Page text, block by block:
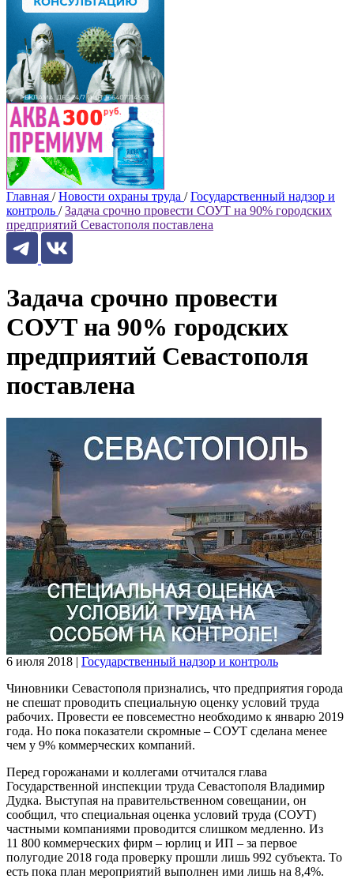
Главная / Новости охраны труда / Государственный надзор и
контроль / Задача срочно провести СОУТ на 90% городских
предприятий Севастополя поставлена
Задача срочно провести
СОУТ на 90% городских
предприятий Севастополя
поставлена
6 июля 2018 | Государственный надзор и контроль
Чиновники Севастополя признались, что предприятия города
не спешат проводить специальную оценку условий труда
рабочих. Провести ее повсеместно необходимо к январю 2019
года. Но пока показатели скромные – СОУТ сделана менее
чем у 9% коммерческих компаний.
Перед горожанами и коллегами отчитался глава
Государственной инспекции труда Севастополя Владимир
Дудка. Выступая на правительственном совещании, он
сообщил, что специальная оценка условий труда (СОУТ)
частными компаниями проводится слишком медленно. Из
11 800 коммерческих фирм – юрлиц и ИП – за первое
полугодие 2018 года проверку прошли лишь 992 субъекта. То
есть пока план мероприятий выполнен ими лишь на 8,4%.